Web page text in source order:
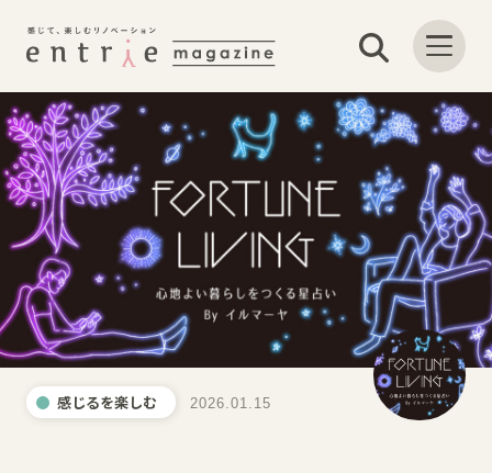
感じるを楽しむ 2026.01.15